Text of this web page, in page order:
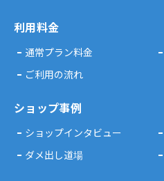
利用料金
通常プラン料金
ご利用の流れ
ショップ事例
ショップインタビュー
ダメ出し道場